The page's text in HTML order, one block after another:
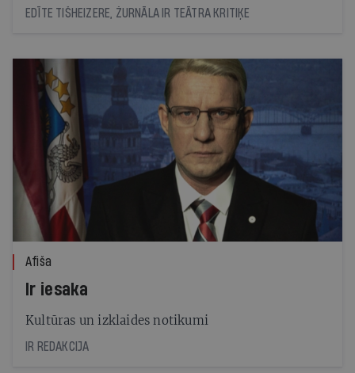
EDĪTE TIŠHEIZERE, ŽURNĀLA IR TEĀTRA KRITIĶE
Afiša
Ir iesaka
Kultūras un izklaides notikumi
IR REDAKCIJA